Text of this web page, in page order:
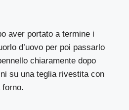
aver portato a termine i
d’uovo per poi passarlo
chiaramente dopo
su una teglia rivestita con
forno.